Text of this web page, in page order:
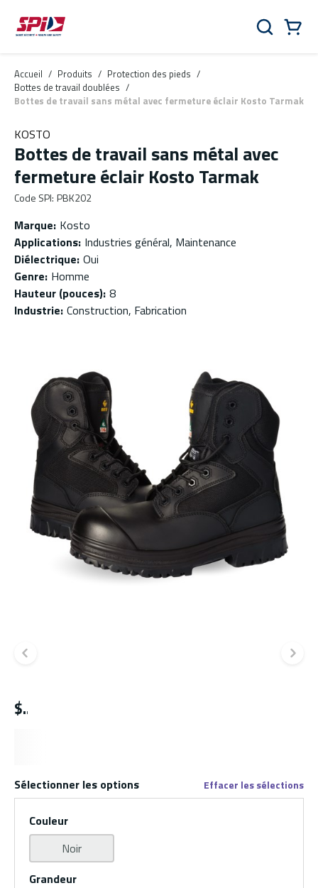
Aller au contenu principal
Skip to menu
Skip to footer
Rechercher
Accueil / Produits / Protection des pieds /
Bottes de travail doublées /
Bottes de travail sans métal avec fermeture éclair Kosto Tarmak
KOSTO
Bottes de travail sans métal avec
fermeture éclair Kosto Tarmak
Code SPI: PBK202
Marque: Kosto
Applications: Industries général, Maintenance
Diélectrique: Oui
Genre: Homme
Hauteur (pouces): 8
Industrie: Construction, Fabrication
Diapositive précédente
$
Sélectionner les options Effacer les sélections
Couleur
Noir
Grandeur